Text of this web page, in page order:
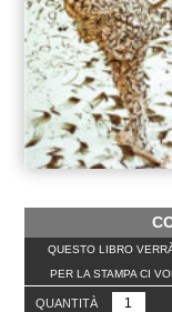
QUESTO LIBRO
PER LA STAMPA CI
QUANTITÀ